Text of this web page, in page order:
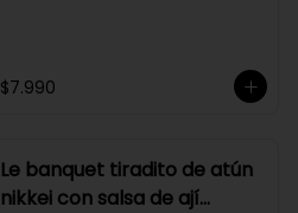
$7.990
Le banquet tiradito de atún
nikkei con salsa de ají